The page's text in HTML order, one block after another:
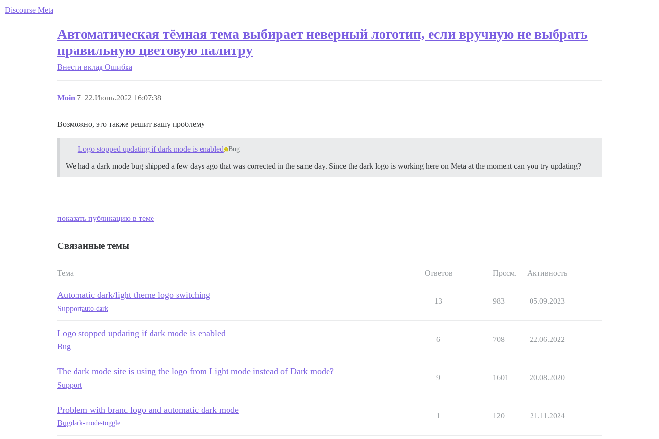
Discourse Meta
Автоматическая тёмная тема выбирает неверный логотип, если вручную не выбрать
правильную цветовую палитру
Внести вклад Ошибка
Moin 22.Июнь.2022 16:07:38
7
Возможно, это также решит вашу проблему
Logo stopped updating if dark mode is enabled Bug
We had a dark mode bug shipped a few days ago that was corrected in the same day. Since the dark logo is working here on Meta at the moment can you try updating?
показать публикацию в теме
Связанные темы
Тема Ответов Просм. Активность
Automatic dark/light theme logo switching
Supportauto-dark
13 983 05.09.2023
Logo stopped updating if dark mode is enabled
Bug
6 708 22.06.2022
The dark mode site is using the logo from Light mode instead of Dark mode?
Support
9 1601 20.08.2020
Problem with brand logo and automatic dark mode
Bugdark-mode-toggle
1 120 21.11.2024